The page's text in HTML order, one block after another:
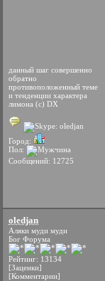
данный шаг совершенно
обратно
противоположенный теме
и тенденции характера
лимона (с) DX
Город:
Пол:
Сообщений: 12725
oledjan
Аляки муди муди
Бог Форума
Рейтинг: 13134
[Заценки]
[Комментарии]